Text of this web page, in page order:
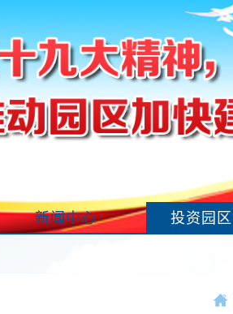
新闻中心 投资园区